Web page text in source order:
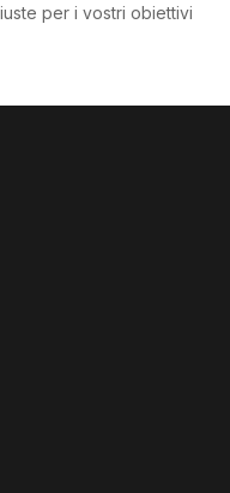
per i vostri obiettivi